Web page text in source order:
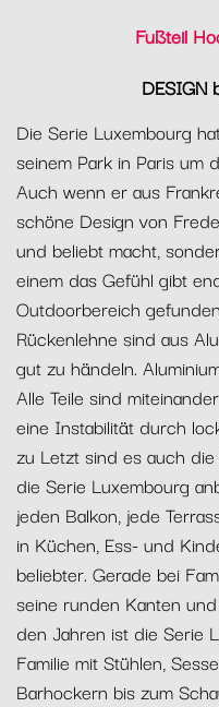
Fußteil
DESIGN
Die Serie Luxembourg
seinem Park in Paris um
Auch wenn er aus
schöne Design von
und beliebt macht,
einem das Gefühl gibt
Outdoorbereich
Rückenlehne sind aus
gut zu händeln.
Alle Teile sind
eine Instabilität durch
zu Letzt sind es auch
die Serie Luxembourg
jeden Balkon, jede
in Küchen, Ess- und
beliebter. Gerade bei
seine runden Kanten
den Jahren ist die Serie
Familie mit Stühlen,
Barhockern bis zum